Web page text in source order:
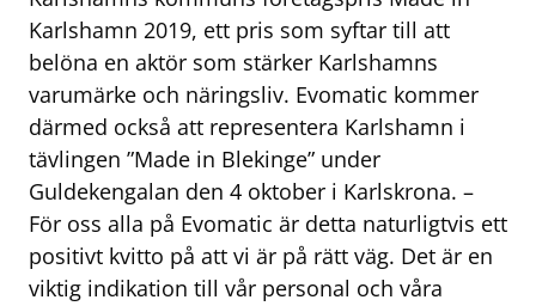
Karlshamn 2019, ett pris som syftar till att
belöna en aktör som stärker Karlshamns
varumärke och näringsliv. Evomatic kommer
därmed också att representera Karlshamn i
tävlingen ”Made in Blekinge” under
Guldekengalan den 4 oktober i Karlskrona. –
För oss alla på Evomatic är detta naturligtvis ett
positivt kvitto på att vi är på rätt väg. Det är en
viktig indikation till vår personal och våra